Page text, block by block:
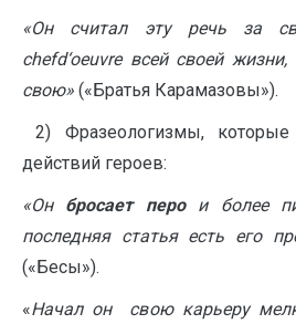
«Он считал эту речь за
chefd‘oeuvre всей своей жизни,
свою» («Братья Карамазовы»).
2) Фразеологизмы, которые
действий героев:
«Он бросает перои более
последняя статья есть его
(«Бесы»).
«Начал он свою карьеру